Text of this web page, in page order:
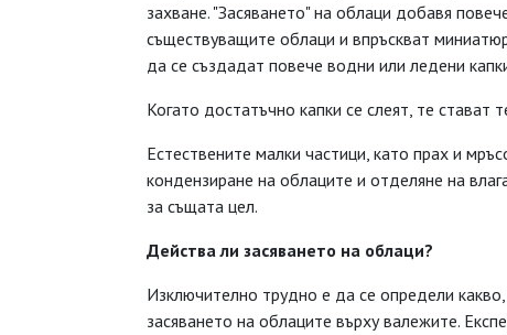
захване. "Засяването" на облаци добавя
съществуващите облаци и впръскват
да се създадат повече водни или ледени
Когато достатъчно капки се слеят, те
Естествените малки частици, като прах и
кондензиране на облаците и отделяне на
за същата цел.
Действа ли засяването на облаци?
Изключително трудно е да се определи
засяването на облаците върху валежите.